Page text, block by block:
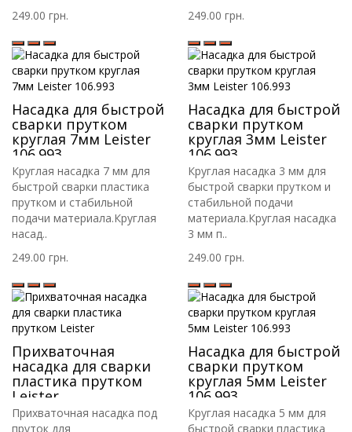
249.00 грн. 249.00 грн.
Насадка для быстрой
сварки прутком
круглая 7мм Leister
106.993
Круглая насадка 7 мм для
быстрой сварки пластика
прутком и стабильной
подачи материала.Круглая
насад..
249.00 грн.
Насадка для быстрой
сварки прутком
круглая 3мм Leister
106.993
Круглая насадка 3 мм для
быстрой сварки прутком и
стабильной подачи
материала.Круглая насадка
3 мм п..
249.00 грн.
Прихваточная
насадка для сварки
пластика прутком
Leister
Прихваточная насадка под
пруток для
Насадка для быстрой
сварки прутком
круглая 5мм Leister
106.993
Круглая насадка 5 мм для
быстрой сварки пластика